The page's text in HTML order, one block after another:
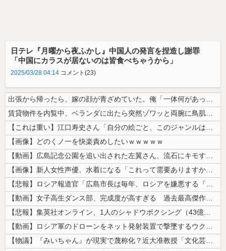
日テレ『月曜から夜ふかし』中国人の発言を捏造し謝罪
「中国にカラスが居ないのは皆食べちゃうから」
2025/03/28 04:14 コメント(23)
出張から帰ったら、嫁の顔が青ざめていた。俺「一体何があったんだ？」嫁「...
賃貸物件を内覧中、ベランダに出たら突然ゾワッと両腕に鳥肌が出た。「やっ...
【これは重い】江口寿史さん「自分の絵ごと、このジャンルはそろそろ終わり...
【画像】どのくノ一を快楽責めしたいｗｗｗｗｗ
【動画】広島記念公園を追い出された左翼さん、流石にキモすぎて炎上
【画像】新人女性声優、水着になる「これって需要ありますか？」
【悲報】ロシア報道官「広島市長は毎年、ロシアを嫌悪する『偽りの呪文』を...
【動画】女子高生ダンス部、完成度が高すぎる 過去最高傑作と話題にｗｗｗ...
【悲報】集英社オンライン、1人のシャドウボクシング（43億注文）によっ...
【動画】ロシア軍のドローンをネット発射装置で撃墜するウクライナ。
【物議】『みいちゃん』が現実で蔑称化？近大准教授「文化芸術は人を傷つけ...